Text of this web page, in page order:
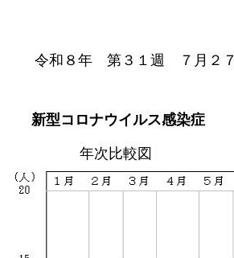
令和８年 第３１週 ７月２
新型コロナウイルス感染症
年次比較図